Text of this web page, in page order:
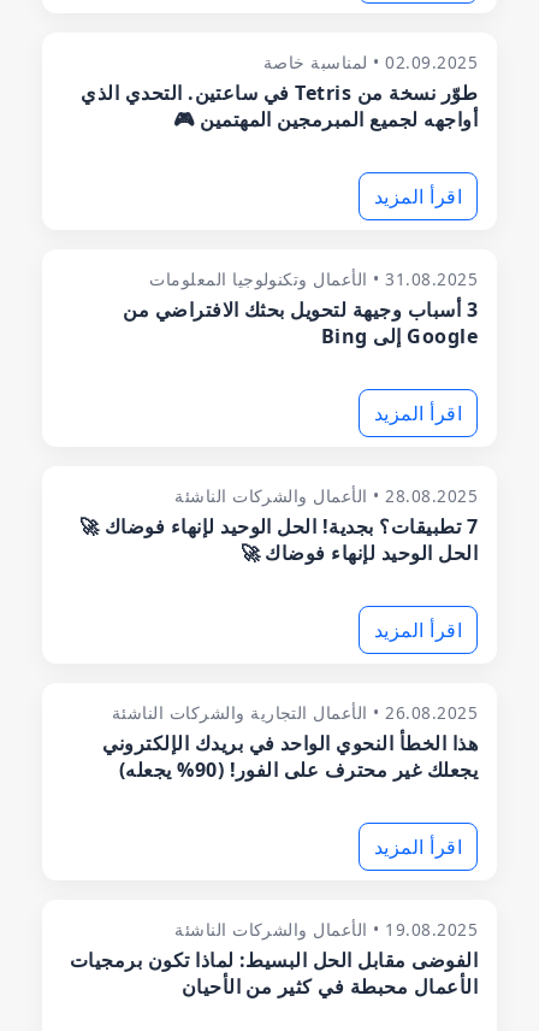
02.09.2025 • لمناسبة خاصة
طوّر نسخة من Tetris في ساعتين. التحدي الذي
أواجهه لجميع المبرمجين المهتمين 🎮
اقرأ المزيد
31.08.2025 • الأعمال وتكنولوجيا المعلومات
3 أسباب وجيهة لتحويل بحثك الافتراضي من
Google إلى Bing
اقرأ المزيد
28.08.2025 • الأعمال والشركات الناشئة
7 تطبيقات؟ بجدية! الحل الوحيد لإنهاء فوضاك 🚀
الحل الوحيد لإنهاء فوضاك 🚀
اقرأ المزيد
26.08.2025 • الأعمال التجارية والشركات الناشئة
هذا الخطأ النحوي الواحد في بريدك الإلكتروني
يجعلك غير محترف على الفور! (90% يجعله)
اقرأ المزيد
19.08.2025 • الأعمال والشركات الناشئة
الفوضى مقابل الحل البسيط: لماذا تكون برمجيات
الأعمال محبطة في كثير من الأحيان